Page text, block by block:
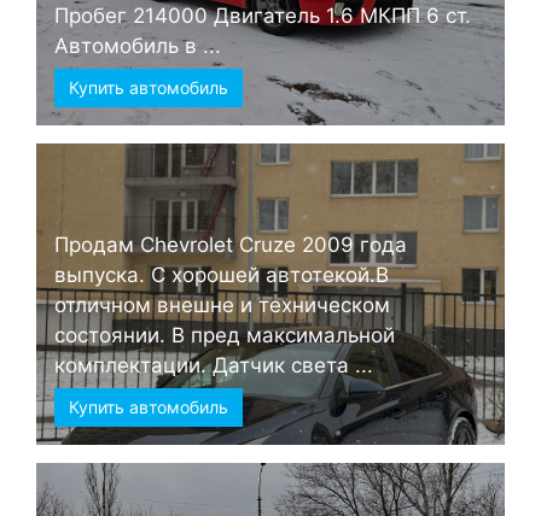
Пробег 214000 Двигатель 1.6 МКПП 6 ст.
Автомобиль в ...
Купить автомобиль
Продам Chevrolet Cruze 2009 года
выпуска. С хорошей автотекой.В
отличном внешне и техническом
состоянии. В пред максимальной
комплектации. Датчик света ...
Купить автомобиль